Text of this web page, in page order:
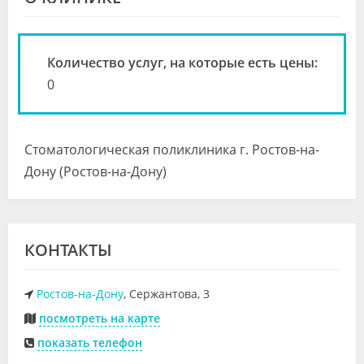
Клиники
Специалисты
Галерея
Блоги
Количество услуг, на которые есть цены:
0
Стоматологическая поликлиника г. Ростов-на-
Дону (Ростов-на-Дону)
КОНТАКТЫ
Ростов-на-Дону, Сержантова, 3
посмотреть на карте
показать телефон